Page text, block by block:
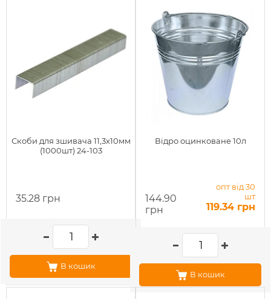
Скоби для зшивача 11,3х10мм
(1000шт) 24-103
35.28 грн
В кошик
Відро оцинковане 10л
144.90
грн
опт від 30
шт
119.34 грн
В кошик